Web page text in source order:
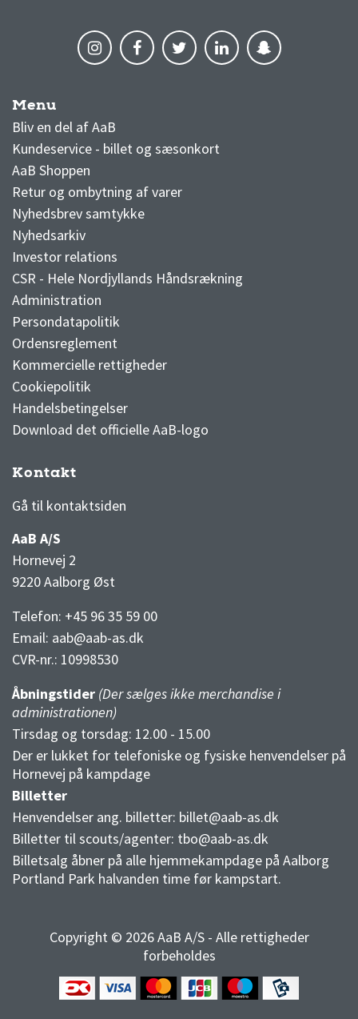
Menu
Bliv en del af AaB
Kundeservice - billet og sæsonkort
AaB Shoppen
Retur og ombytning af varer
Nyhedsbrev samtykke
Nyhedsarkiv
Investor relations
CSR - Hele Nordjyllands Håndsrækning
Administration
Persondatapolitik
Ordensreglement
Kommercielle rettigheder
Cookiepolitik
Handelsbetingelser
Download det officielle AaB-logo
Kontakt
Gå til kontaktsiden
AaB A/S
Hornevej 2
9220 Aalborg Øst
Telefon: +45 96 35 59 00
Email: aab@aab-as.dk
CVR-nr.: 10998530
Åbningstider (Der sælges ikke merchandise i
administrationen)
Tirsdag og torsdag: 12.00 - 15.00
Der er lukket for telefoniske og fysiske henvendelser på
Hornevej på kampdage
Billetter
Henvendelser ang. billetter: billet@aab-as.dk
Billetter til scouts/agenter: tbo@aab-as.dk
Billetsalg åbner på alle hjemmekampdage på Aalborg
Portland Park halvanden time før kampstart.
Copyright © 2026 AaB A/S - Alle rettigheder
forbeholdes